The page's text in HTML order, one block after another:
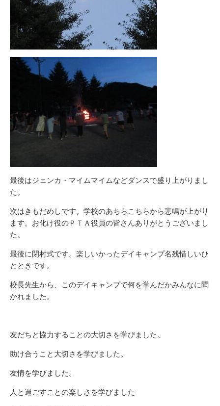
最後はジェンカ・マイムマイムなどダンスで盛り上がりまし
た。
次はきもだめしです。学校のあちらこちらから悲鳴が上がり
ます。お化け役のＰＴＡ役員の皆さんありがとうございまし
た。
最後に閉村式です。楽しいかったデイキャンプ名残惜しいひ
とときです。
校長先生から、このデイキャンプで何を学んだかみんなに聞
かれました。
友だちと協力することの大切さを学びました。
助け合うこと大切さを学びました。
友情を学びました。
人と過ごすことの楽しさを学びました